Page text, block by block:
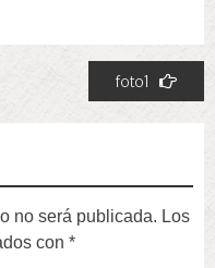
foto1
no será publicada. Los
con *